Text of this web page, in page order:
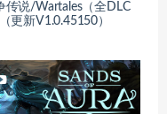
传说/Wartales（全DLC
更新V1.0.45150）